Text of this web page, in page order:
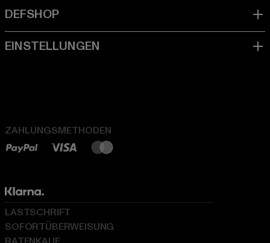
ZAHLUNGSMETHODEN
LASTSCHRIFT
SOFORTÜBERWEISUNG